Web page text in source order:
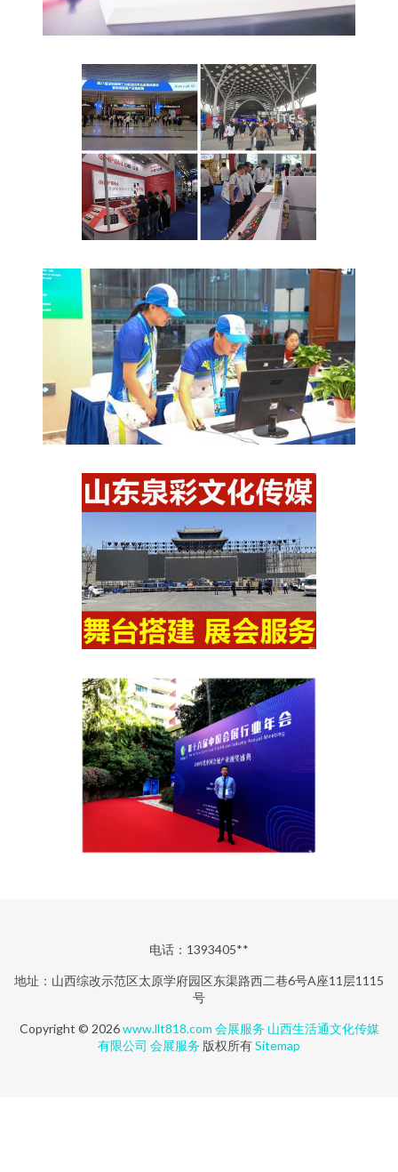
电话：1393405**
地址：山西综改示范区太原学府园区东渠路西二巷6号A座11层1115
号
Copyright © 2026www.llt818.com 会展服务 山西生活通文化传媒
有限公司 会展服务 版权所有Sitemap